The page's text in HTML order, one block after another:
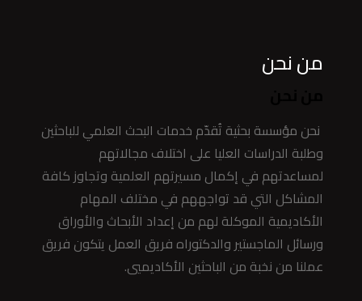
من نحن
نحن مؤسسة بحثية تُقدّم خدمات البحث العلمي للباحثين
وطلبة الدراسات العليا على اختلاف مجالاتهم
لمساعدتهم في إكمال مسيرتهم العلمية وتجاوز كافة
المشاكل التي قد تواجههم في مختلف المهام
الأكاديمية الموكلة لهم من إعداد الأبحاث والأوراق
ورسائل الماجستير والدكتوراه فريق العمل يتكون فريق
عملنا من نخبة من الباحثين الأكاديميي.